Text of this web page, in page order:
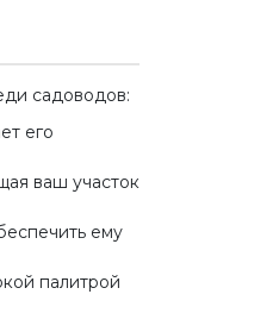
садоводов:
его
ваш участок
ему
палитрой